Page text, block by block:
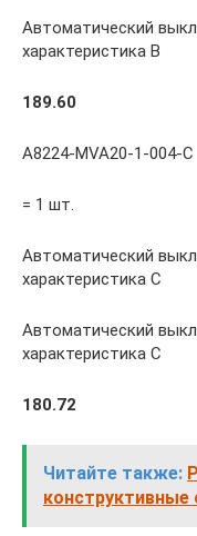
Автоматический
характеристика В
189.60
A8224-MVA20-1-004-C
= 1 шт.
Автоматический
характеристика С
Автоматический
характеристика С
180.72
Читайте также:
конструктивные